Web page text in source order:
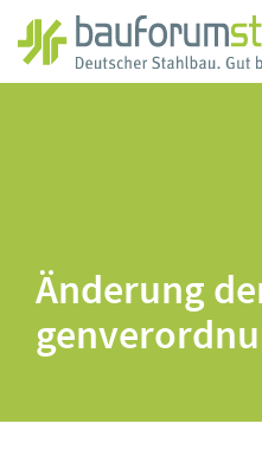
Änderung